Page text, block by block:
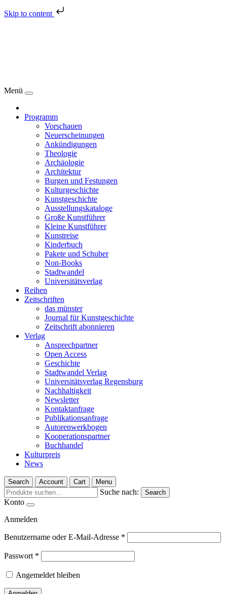
Skip to content
Menü
Programm
Vorschauen
Neuerscheinungen
Ankündigungen
Theologie
Archäologie
Architektur
Burgen und Festungen
Kulturgeschichte
Kunstgeschichte
Ausstellungskataloge
Große Kunstführer
Kleine Kunstführer
Kunstreise
Kinderbuch
Pakete und Schuber
Non-Books
Stadtwandel
Universitätsverlag
Reihen
Zeitschriften
das münster
Journal für Kunstgeschichte
Zeitschrift abonnieren
Verlag
Ansprechpartner
Open Access
Geschichte
Stadtwandel Verlag
Universitätsverlag Regensburg
Nachhaltigkeit
Newsletter
Kontaktanfrage
Publikationsanfrage
Autorenwerkbogen
Kooperationspartner
Buchhandel
Kulturpreis
News
Search Account Cart Menu
Suche nach: Search
Konto
Anmelden
Benutzername oder E-Mail-Adresse *
Passwort *
Angemeldet bleiben